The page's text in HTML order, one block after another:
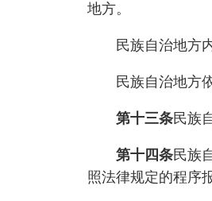
地方。
民族自治地方内
民族自治地方依
第十三条民族
第十四条民族
照法律规定的程序